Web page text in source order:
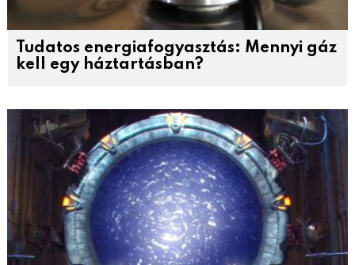
Tudatos energiafogyasztás: Mennyi gáz
kell egy háztartásban?